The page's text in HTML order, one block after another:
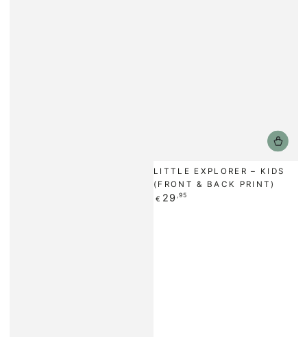
LITTLE EXPLORER – KIDS
(FRONT & BACK PRINT)
Regulärer
€ 29 ,95